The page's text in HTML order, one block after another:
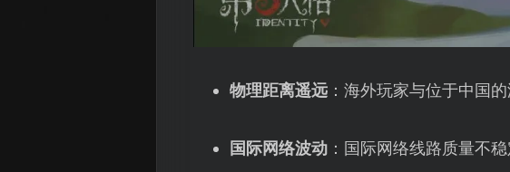
物理距离遥远：海外玩家与位于中国
国际网络波动：国际网络线路质量不